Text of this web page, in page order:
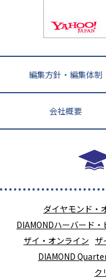
鹿児島県
教育ジャーナリス
編集方針・編集体制
会社概要
ダイヤモンド・
DIAMONDハーバード
ザイ・オンライン ザ
DIAMOND
ク